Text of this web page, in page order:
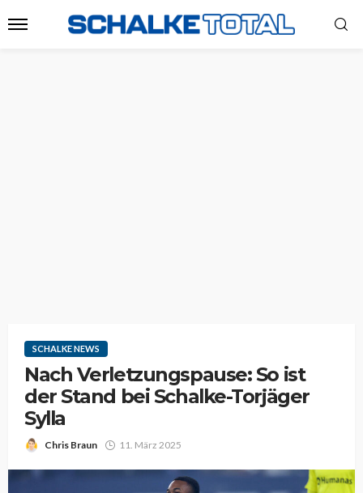
SCHALKE NEWS
Nach Verletzungspause: So ist
der Stand bei Schalke-Torjäger
Sylla
Chris Braun 11. März 2025